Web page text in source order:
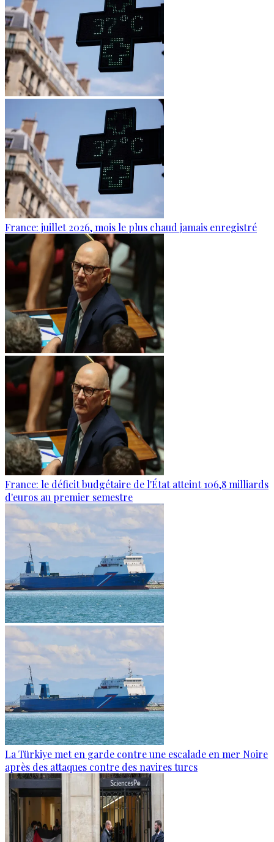
France: juillet 2026, mois le plus chaud jamais enregistré
France: le déficit budgétaire de l'État atteint 106,8 milliards
d'euros au premier semestre
La Türkiye met en garde contre une escalade en mer Noire
après des attaques contre des navires turcs